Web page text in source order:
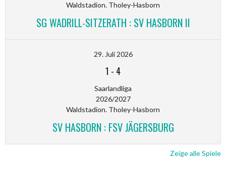
Waldstadion. Tholey-Hasborn
SG WADRILL-SITZERATH : SV HASBORN II
29. Juli 2026
1 - 4
Saarlandliga
2026/2027
Waldstadion. Tholey-Hasborn
SV HASBORN : FSV JÄGERSBURG
Zeige alle Spiele